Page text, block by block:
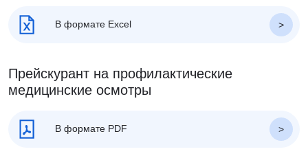
В формате Excel
Прейскурант на профилактические
медицинские осмотры
В формате PDF